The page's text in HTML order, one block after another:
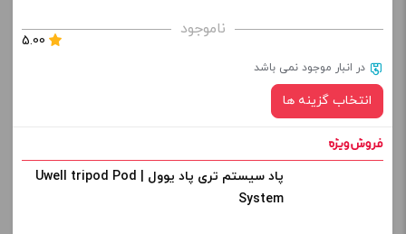
برای فعال شدن سبد خرید و نمایش قیمت ، گزینه های محصول را
+
ناموجود
5.00
در انبار موجود نمی باشد
انتخاب گزینه ها
رنگ:
پاد سیستم تری پاد یوول | Uwell tripod Pod
System